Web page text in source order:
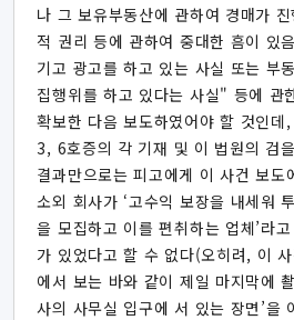
나 그 보유부동산에 관하여 경매가
적 권리 등에 관하여 중대한 흠이 있
기고 광고를 하고 있는 사실 또는 부
집행위를 하고 있다는 사실" 등에 관
확보한 다음 보도하였어야 할 것인
3, 6호증의 각 기재 및 이 법원의 검
결과만으로는 피고에게 이 사건 보도
소외 회사가 ‘고수익 보장을 내세워
을 모집하고 이를 편취하는 업체’라
가 있었다고 할 수 없다(오히려, 이
에서 보는 바와 같이 제일 마지막에
사의 사무실 입구에 서 있는 장면’을